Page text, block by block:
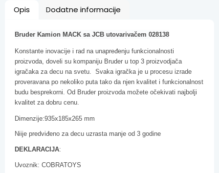
Opis Dodatne informacije
Bruder Kamion MACK sa JCB utovarivačem 028138
Konstante inovacije i rad na unapređenju funkcionalnosti
proizvoda, doveli su kompaniju Bruder u top 3 proizvodjača
igračaka za decu na svetu. Svaka igračka je u procesu izrade
proveravana po nekoliko puta tako da njen kvalitet i funkcionalnost
budu besprekorni. Od Bruder proizvoda možete očekivati najbolji
kvalitet za dobru cenu.
Dimenzije:935x185x265 mm
Niije predviđeno za decu uzrasta manje od 3 godine
DEKLARACIJA:
Uvoznik: COBRATOYS